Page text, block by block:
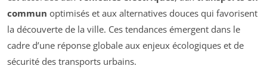
commun optimisés et aux alternatives douces qui favorisent
la découverte de la ville. Ces tendances émergent dans le
cadre d’une réponse globale aux enjeux écologiques et de
sécurité des transports urbains.